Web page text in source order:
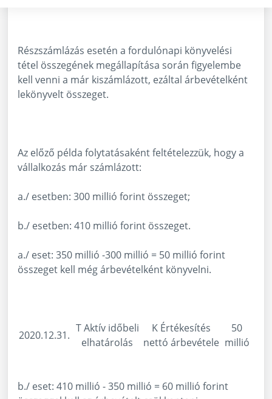
Részszámlázás esetén a fordulónapi könyvelési
tétel összegének megállapítása során figyelembe
kell venni a már kiszámlázott, ezáltal árbevételként
lekönyvelt összeget.
Az előző példa folytatásaként feltételezzük, hogy a
vállalkozás már számlázott:
a./ esetben: 300 millió forint összeget;
b./ esetben: 410 millió forint összeget.
a./ eset: 350 millió -300 millió = 50 millió forint
összeget kell még árbevételként könyvelni.
2020.12.31.
T Aktív időbeli
elhatárolás
K Értékesítés
nettó árbevétele
50
millió
b./ eset: 410 millió - 350 millió = 60 millió forint